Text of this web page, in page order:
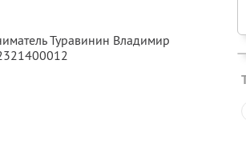
Туравинин Владимир